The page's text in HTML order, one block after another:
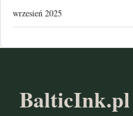
wrzesień 2025
październik 2024
BalticInk.pl